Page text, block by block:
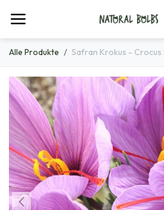
Alle Produkte Safran Krokus - Crocus